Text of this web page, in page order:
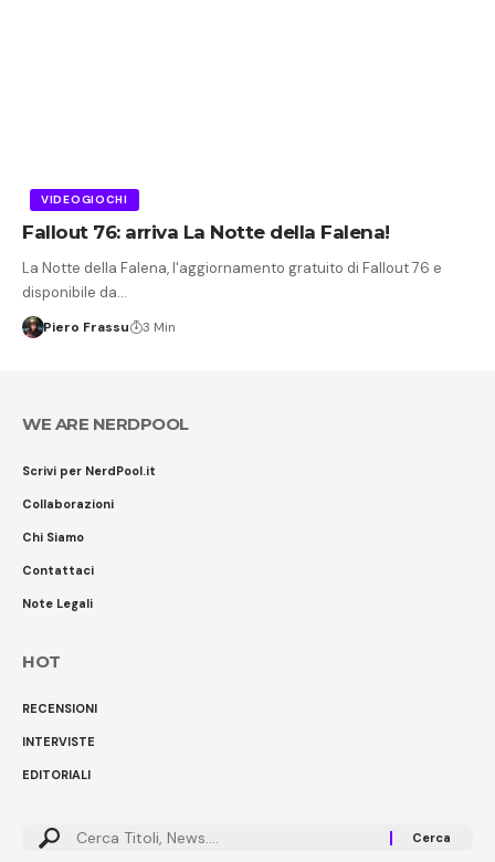
VIDEOGIOCHI
Fallout 76: arriva La Notte della Falena!
La Notte della Falena, l'aggiornamento gratuito di Fallout 76 e
disponibile da…
Piero Frassu 3 Min
WE ARE NERDPOOL
Scrivi per NerdPool.it
Collaborazioni
Chi Siamo
Contattaci
Note Legali
HOT
RECENSIONI
INTERVISTE
EDITORIALI
Cerca: